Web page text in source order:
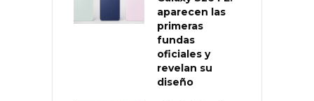
aparecen las
primeras
fundas
oficiales y
revelan su
diseño